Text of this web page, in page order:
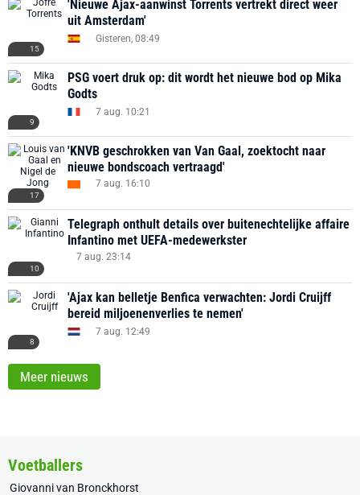
15
'Nieuwe Ajax-aanwinst Torrents vertrekt direct weer
uit Amsterdam'
Gisteren, 08:49
9
PSG voert druk op: dit wordt het nieuwe bod op Mika
Godts
7 aug. 10:21
17
'KNVB geschrokken van Van Gaal, zoektocht naar
nieuwe bondscoach vertraagd'
7 aug. 16:10
10
Telegraph onthult details over buitenechtelijke affaire
Infantino met UEFA-medewerkster
7 aug. 23:14
8
'Ajax kan belletje Benfica verwachten: Jordi Cruijff
bereid miljoenenverlies te nemen'
7 aug. 12:49
Meer nieuws
Voetballers
Giovanni van Bronckhorst